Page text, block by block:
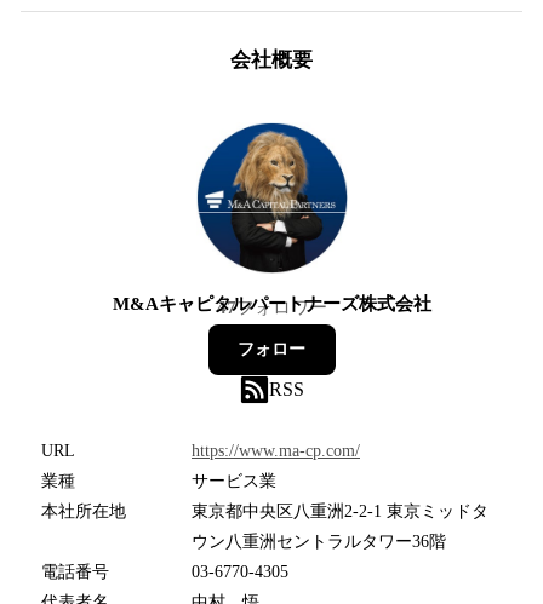
会社概要
M&Aキャピタルパートナーズ株式会社
47フォロワー
フォロー
RSS
URL
https://www.ma-cp.com/
業種
サービス業
本社所在地
東京都中央区八重洲2-2-1 東京ミッドタ
ウン八重洲セントラルタワー36階
電話番号
03-6770-4305